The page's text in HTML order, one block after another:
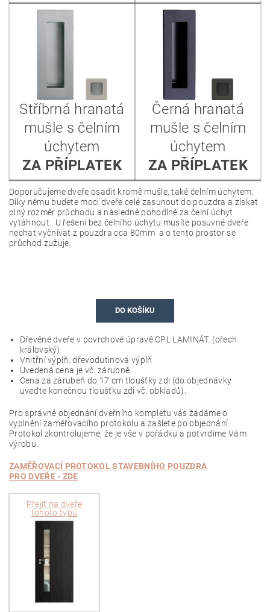
Stříbrná hranatá
mušle s čelním
úchytem
ZA PŘÍPLATEK
Černá hranatá
mušle s čelním
úchytem
ZA PŘÍPLATEK
Doporučujeme dveře osadit kromě mušle, také čelním úchytem.
Díky němu budete moci dveře celé zasunout do pouzdra a získat
plný rozměr průchodu a následně pohodlně za čelní úchyt
vytáhnout.. U řešení bez čelního úchytu musíte posuvné dveře
nechat vyčnívat z pouzdra cca 80mm a o tento prostor se
průchod zužuje.
DO KOŠÍKU
Dřevěné dveře v povrchové úpravě CPL LAMINÁT. (ořech
královský)
Vnitřní výplň: dřevodutinová výplň
Uvedená cena je vč. zárubně.
Cena za zárubeň do 17 cm tloušťky zdi (do objednávky
uveďte konečnou tloušťku zdi vč. obkladů).
Pro správné objednání dveřního kompletu vás žádáme o
vyplnění zaměřovacího protokolu a zašlete po objednání.
Protokol zkontrolujeme, že je vše v pořádku a potvrdíme Vám
výrobu.
ZAMĚŘOVACÍ PROTOKOL STAVEBNÍHO POUZDRA
PRO DVEŘE - ZDE
Přejít na dveře
tohoto typu